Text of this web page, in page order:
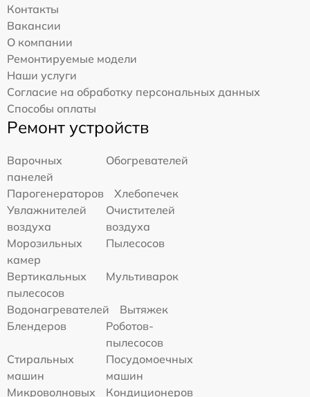
Контакты
Вакансии
О компании
Ремонтируемые модели
Наши услуги
Согласие на обработку персональных данных
Способы оплаты
Ремонт устройств
Варочных
панелей
Обогревателей
Парогенераторов
Хлебопечек
Увлажнителей
воздуха
Очистителей
воздуха
Морозильных
камер
Пылесосов
Вертикальных
пылесосов
Мультиварок
Водонагревателей
Вытяжек
Блендеров
Роботов-
пылесосов
Стиральных
машин
Посудомоечных
машин
Микроволновых
Кондиционеров